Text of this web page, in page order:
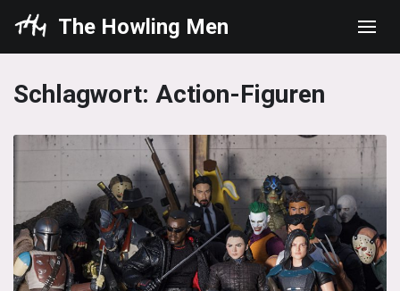
The Howling Men
Schlagwort: Action-Figuren